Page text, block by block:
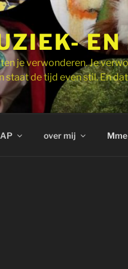
EN
je verwonderen. Je
de tijd even stil. En
over mij